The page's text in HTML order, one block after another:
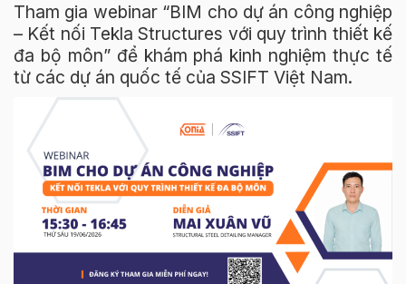
Tham gia webinar “BIM cho dự án công nghiệp
– Kết nối Tekla Structures với quy trình thiết kế
đa bộ môn” để khám phá kinh nghiệm thực tế
từ các dự án quốc tế của SSIFT Việt Nam.